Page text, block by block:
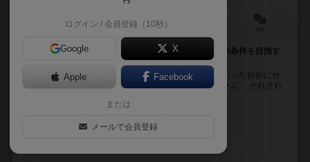
75分前後
各自が全く異なるアクションを実行し、それぞれの勝利条件を目指す
ナイト、ゴブリン、ドラゴン、シーフ、そして洞窟といった役割に分
かれて、それぞれの目的を達成しようとするボードゲーム。 それぞれ
カイル・フェリン（Kyle Ferrin）
マンダラ・ジョゴス（Mandala
ログイン / 会員登録（10秒）
Google X
Apple Facebook
または
メールで会員登録